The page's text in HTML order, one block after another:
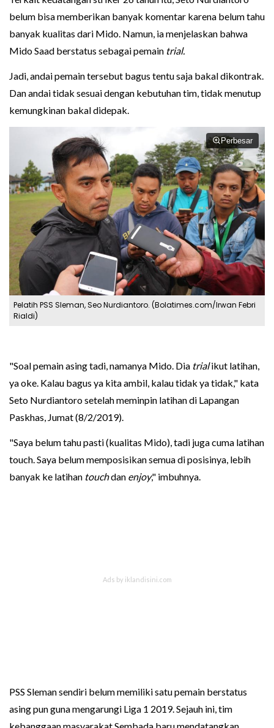
belum bisa memberikan banyak komentar karena belum tahu
banyak kualitas dari Mido. Namun, ia menjelaskan bahwa
Mido Saad berstatus sebagai pemain trial.
Jadi, andai pemain tersebut bagus tentu saja bakal dikontrak.
Dan andai tidak sesuai dengan kebutuhan tim, tidak menutup
kemungkinan bakal didepak.
Perbesar
Pelatih PSS Sleman, Seo Nurdiantoro. (Bolatimes.com/Irwan Febri
Rialdi)
"Soal pemain asing tadi, namanya Mido. Dia trialikut latihan,
ya oke. Kalau bagus ya kita ambil, kalau tidak ya tidak," kata
Seto Nurdiantoro setelah meminpin latihan di Lapangan
Paskhas, Jumat (8/2/2019).
"Saya belum tahu pasti (kualitas Mido), tadi juga cuma latihan
touch. Saya belum memposisikan semua di posisinya, lebih
banyak ke latihan touchdan enjoy," imbuhnya.
PSS Sleman sendiri belum memiliki satu pemain berstatus
asing pun guna mengarungi Liga 1 2019. Sejauh ini, tim
kebanggaan masyarakat Sembada baru mendatangkan